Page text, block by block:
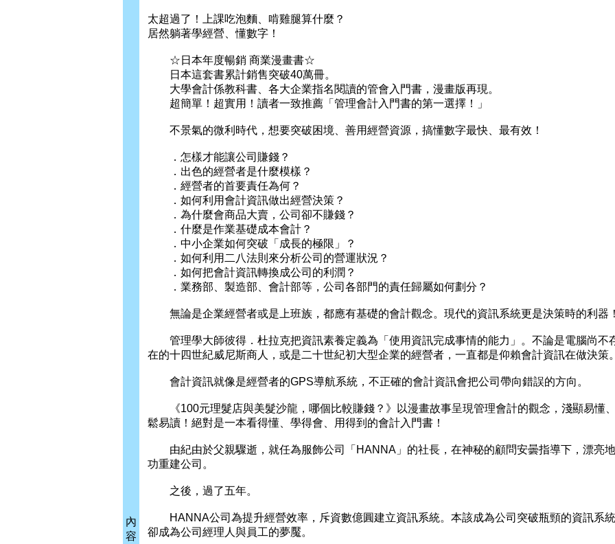
內
容
太超過了！上課吃泡麵、啃雞腿算什麼？
居然躺著學經營、懂數字！
☆日本年度暢銷 商業漫畫書☆
日本這套書累計銷售突破40萬冊。
大學會計係教科書、各大企業指名閱讀的管會入門書，漫畫版再現。
超簡單！超實用！讀者一致推薦「管理會計入門書的第一選擇！」
不景氣的微利時代，想要突破困境、善用經營資源，搞懂數字最快、最有效！
．怎樣才能讓公司賺錢？
．出色的經營者是什麼模樣？
．經營者的首要責任為何？
．如何利用會計資訊做出經營決策？
．為什麼會商品大賣，公司卻不賺錢？
．什麼是作業基礎成本會計？
．中小企業如何突破「成長的極限」？
．如何利用二八法則來分析公司的營運狀況？
．如何把會計資訊轉換成公司的利潤？
．業務部、製造部、會計部等，公司各部門的責任歸屬如何劃分？
無論是企業經營者或是上班族，都應有基礎的會計觀念。現代的資訊系統更是決策時的利器！
管理學大師彼得．杜拉克把資訊素養定義為「使用資訊完成事情的能力」。不論是電腦尚不
在的十四世紀威尼斯商人，或是二十世紀初大型企業的經營者，一直都是仰賴會計資訊在做決策。
會計資訊就像是經營者的GPS導航系統，不正確的會計資訊會把公司帶向錯誤的方向。
《100元理髮店與美髮沙龍，哪個比較賺錢？》以漫畫故事呈現管理會計的觀念，淺顯易懂
鬆易讀！絕對是一本看得懂、學得會、用得到的會計入門書！
由紀由於父親驟逝，就任為服飾公司「HANNA」的社長，在神秘的顧問安曇指導下，漂亮
功重建公司。
之後，過了五年。
HANNA公司為提升經營效率，斥資數億圓建立資訊系統。本該成為公司突破瓶頸的資訊系統
卻成為公司經理人與員工的夢魘。